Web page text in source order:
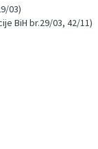
03)
BiH br.29/03, 42/11)